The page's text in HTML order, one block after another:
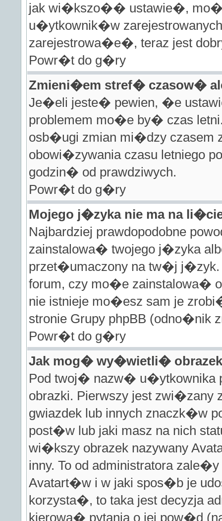
jak wi�kszo�� ustawie�,
u�ytkownik�w
zarejestrowa�e�, teraz jest
Powr�t do g�ry
Zmieni�em stref� czasow�
Je�eli jeste� pewien, �e
problemem mo�e by� czas
osb�ugi zmian mi�dzy czasem
obowi�zywania czasu letniego
godzin� od prawdziwych.
Powr�t do g�ry
Mojego j�zyka nie ma na
Najbardziej prawdopodobne
zainstalowa� twojego j�zyka
przet�umaczony na tw�j
forum, czy mo�e zainstalowa�
nie istnieje mo�esz sam je
stronie Grupy phpBB (odno�nik
Powr�t do g�ry
Jak mog� wy�wietli�
Pod twoj� nazw� u�ytkownika
obrazki. Pierwszy jest
gwiazdek lub innych
post�w lub jaki masz na nich
wi�kszy obrazek nazywany
inny. To od administratora
Avatart�w i w jaki spos�b je
korzysta�, to taka jest decyzja
kierowa� pytania o jej pow�d